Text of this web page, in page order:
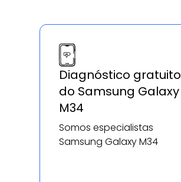
Diagnóstico gratuito
do Samsung Galaxy
M34
Somos especialistas
Samsung Galaxy M34